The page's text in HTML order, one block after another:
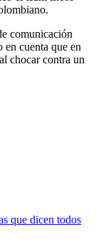
comunicación
cuenta que en
chocar contra un
que dicen todos